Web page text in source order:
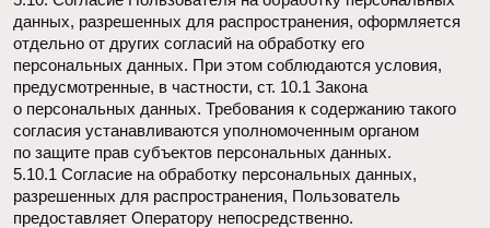
а в необходимых случаях и актуальность по отношению
к целям обработки персональных данных. Оператор
принимает необходимые меры и/или обеспечивает
их принятие по удалению или уточнению неполных или
неточных данных.
6.7. Хранение персональных данных осуществляется
в форме, позволяющей определить субъекта персональных
данных, не дольше, чем этого требуют цели обработки
персональных данных, если срок хранения персональных
данных не установлен федеральным законом, договором,
стороной которого, выгодоприобретателем или поручителем
по которому является субъект персональных данных.
Обрабатываемые персональные данные уничтожаются